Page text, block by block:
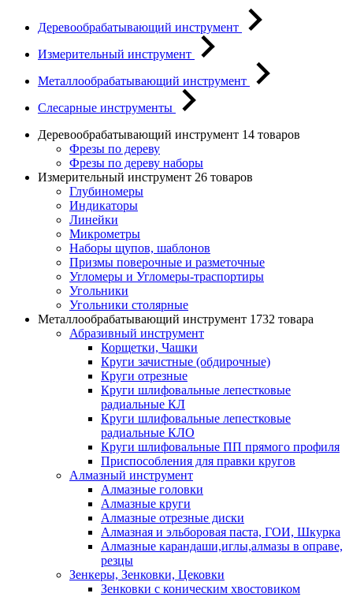
Деревообрабатывающий инструмент
Измерительный инструмент
Металлообрабатывающий инструмент
Слесарные инструменты
Деревообрабатывающий инструмент 14 товаров
Фрезы по дереву
Фрезы по дереву наборы
Измерительный инструмент 26 товаров
Глубиномеры
Индикаторы
Линейки
Микрометры
Наборы щупов, шаблонов
Призмы поверочные и разметочные
Угломеры и Угломеры-траспортиры
Угольники
Угольники столярные
Металлообрабатывающий инструмент 1732 товара
Абразивный инструмент
Корщетки, Чашки
Круги зачистные (обдирочные)
Круги отрезные
Круги шлифовальные лепестковые
радиальные КЛ
Круги шлифовальные лепестковые
радиальные КЛО
Круги шлифовальные ПП прямого профиля
Приспособления для правки кругов
Алмазный инструмент
Алмазные головки
Алмазные круги
Алмазные отрезные диски
Алмазная и эльборовая паста, ГОИ, Шкурка
Алмазные карандаши,иглы,алмазы в оправе,
резцы
Зенкеры, Зенковки, Цековки
Зенковки с коническим хвостовиком